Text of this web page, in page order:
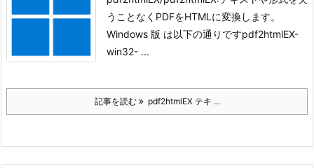
うことなくPDFをHTMLに変換します。
Windows 版 は以下の通りですpdf2htmlEX-
win32- ...
記事を読む pdf2htmlEX テキ ...